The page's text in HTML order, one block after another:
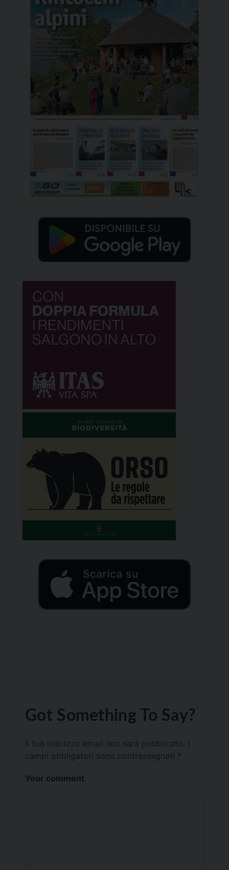
Got Something To Say?
Il tuo indirizzo email non sarà pubblicato.
campi obbligatori sono contrassegnati *
Your comment